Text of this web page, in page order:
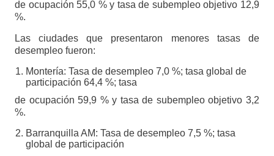
de ocupación 55,0 % y tasa de subempleo objetivo 12,9
%.
Las ciudades que presentaron menores tasas de
desempleo fueron:
Montería: Tasa de desempleo 7,0 %; tasa global de
participación 64,4 %; tasa
de ocupación 59,9 % y tasa de subempleo objetivo 3,2
%.
Barranquilla AM: Tasa de desempleo 7,5 %; tasa
global de participación